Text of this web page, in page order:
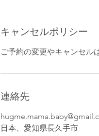
キャンセルポリシー
ご予約の変更やキャンセル
連絡先
日本、愛知県長久手市